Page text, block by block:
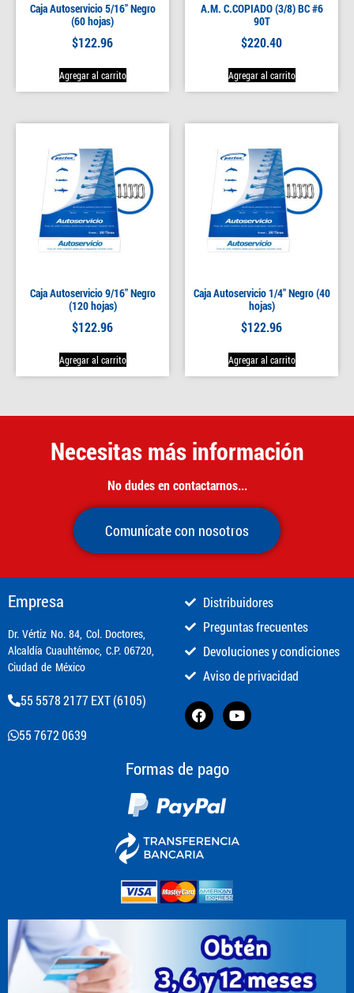
Caja Autoservicio 5/16″ Negro
(60 hojas)
$122.96
Agregar al carrito
A.M. C.COPIADO (3/8) BC #6
90T
$220.40
Agregar al carrito
Caja Autoservicio 9/16″ Negro
(120 hojas)
$122.96
Agregar al carrito
Caja Autoservicio 1/4″ Negro (40
hojas)
$122.96
Agregar al carrito
Necesitas más información
No dudes en contactarnos...
Comunícate con nosotros
Empresa
​Dr. Vértiz No. 84, Col. Doctores,
Alcaldía Cuauhtémoc, C.P. 06720,
Ciudad de México
55 5578 2177 EXT (6105)
55 7672 0639
Distribuidores
Preguntas frecuentes
Devoluciones y condiciones
Aviso de privacidad
Formas de pago